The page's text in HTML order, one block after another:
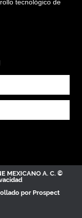
tecnológico de
MEXICANO A. C. ©
por Prospect